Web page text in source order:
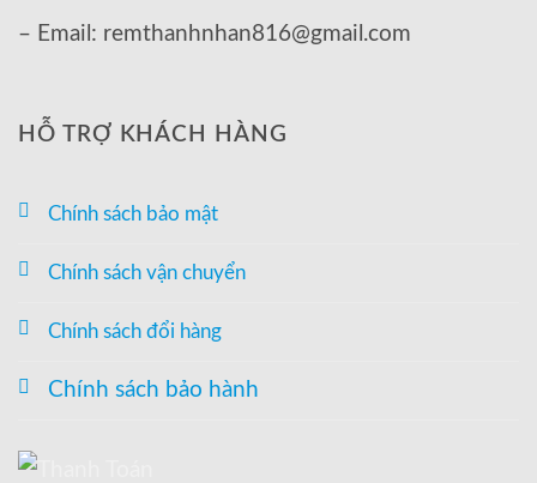
– Email: remthanhnhan816@gmail.com
HỖ TRỢ KHÁCH HÀNG
Chính sách bảo mật
Chính sách vận chuyển
Chính sách đổi hàng
Chính sách bảo hành